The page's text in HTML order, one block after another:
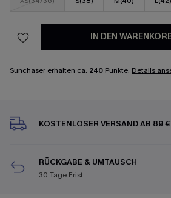
IN DEN
Sunchaser erhalten ca. 240 Punkte. Details
KOSTENLOSER VERSAND AB 89 €
RÜCKGABE & UMTAUSCH
30 Tage Frist